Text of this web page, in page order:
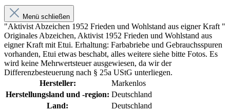
Menü schließen
"Aktivist Abzeichen 1952 Frieden und Wohlstand aus eigner Kraft "
Originales Abzeichen, Aktivist 1952 Frieden und Wohlstand aus
eigner Kraft mit Etui. Erhaltung: Farbabriebe und Gebrauchsspuren
vorhanden, Etui etwas beschabt, alles weitere siehe bitte Fotos. Es
wird keine Mehrwertsteuer ausgewiesen, da wir der
Differenzbesteuerung nach § 25a UStG unterliegen.
Hersteller:
Markenlos
Herstellungsland und -region: Deutschland
Land:
Deutschland